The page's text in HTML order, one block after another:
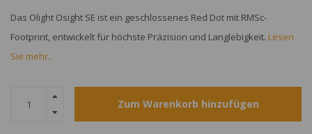
Das Olight Osight SE ist ein geschlossenes Red Dot mit RMSc-
Footprint, entwickelt für höchste Präzision und Langlebigkeit. Lesen
Sie mehr..
Zum Warenkorb hinzufügen